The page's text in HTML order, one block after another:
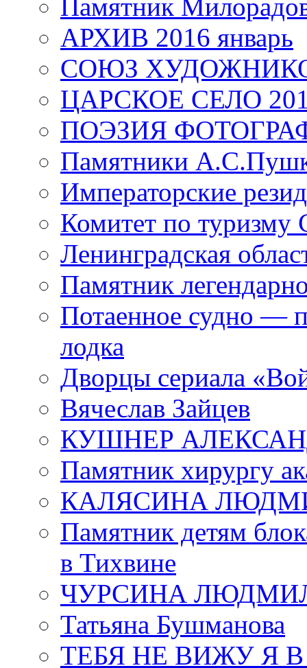
Памятник
АРХИВ 2016 январь
СОЮЗ
ЦАРСКОЕ СЕЛО
ПОЭЗИЯ
Памятники
Императорские
Комитет по туризму
Ленинградская
Памятник
Потаенное судно —
лодка
Дворцы сериала
Вячеслав Зайцев
КУШНЕР
Памятник хирургу
КАЛЯСИНА
Памятник детям
в Тихвине
ЧУРСИНА
Татьяна Бушманова
ТЕБЯ НЕ ВИЖУ Я